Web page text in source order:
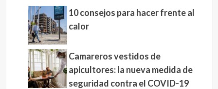
10 consejos para hacer frente al
calor
Camareros vestidos de
apicultores: la nueva medida de
seguridad contra el COVID-19